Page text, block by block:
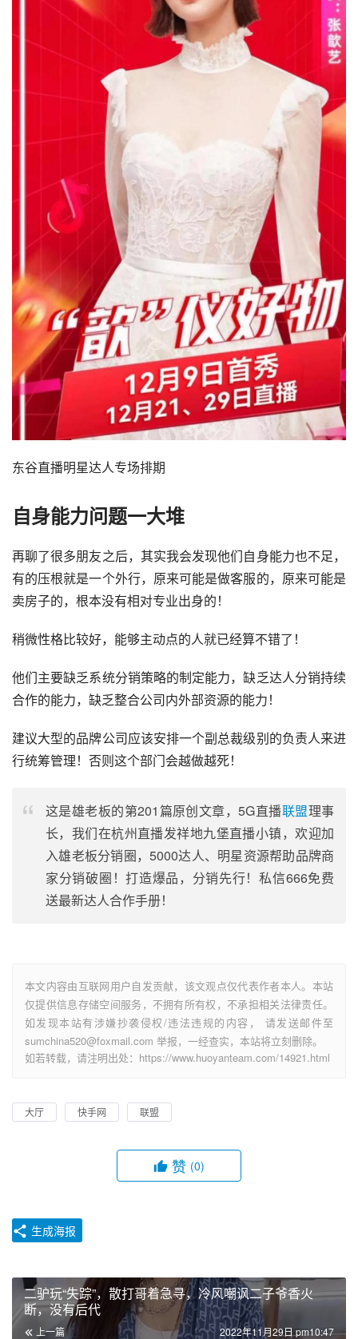
东谷直播明星达人专场排期
自身能力问题一大堆
再聊了很多朋友之后，其实我会发现他们自身能力也不足，
有的压根就是一个外行，原来可能是做客服的，原来可能是
卖房子的，根本没有相对专业出身的！
稍微性格比较好，能够主动点的人就已经算不错了！
他们主要缺乏系统分销策略的制定能力，缺乏达人分销持续
合作的能力，缺乏整合公司内外部资源的能力！
建议大型的品牌公司应该安排一个副总裁级别的负责人来进
行统筹管理！否则这个部门会越做越死！
这是雄老板的第201篇原创文章，5G直播联盟理事
长，我们在杭州直播发祥地九堡直播小镇，欢迎加
入雄老板分销圈，5000达人、明星资源帮助品牌商
家分销破圈！打造爆品，分销先行！私信666免费
送最新达人合作手册！
本文内容由互联网用户自发贡献，该文观点仅代表作者本人。本站
仅提供信息存储空间服务，不拥有所有权，不承担相关法律责任。
如发现本站有涉嫌抄袭侵权/违法违规的内容， 请发送邮件至
sumchina520@foxmail.com 举报，一经查实，本站将立刻删除。
如若转载，请注明出处：https://www.huoyanteam.com/14921.html
大厅 快手网 联盟
赞 (0)
生成海报
二驴玩“失踪”，散打哥着急寻，冷风嘲讽二子爷香火
断，没有后代
上一篇 2022年11月29日 pm10:47